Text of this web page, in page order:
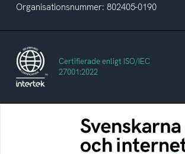
Organisationsnummer: 802405-0190
Certifierade enligt ISO/IEC
27001:2022
Svenskarna och
En årlig studie av svenska
internetvanor